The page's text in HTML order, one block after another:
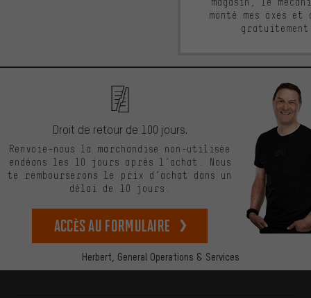
monté mes axes et
Herbert, General Operations & Services
Droit de retour de 100 jours.
Renvoie-nous la marchandise non-utilisée
endéans les 10 jours après l’achat. Nous
te rembourserons le prix d’achat dans un
délai de 10 jours.
Accès au formulaire